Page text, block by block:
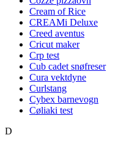
Cream of Rice
CREAMi Deluxe
Creed aventus
Cricut maker
Crp test
Cub cadet snøfreser
Cura vektdyne
Curlstang
Cybex barnevogn
Cøliaki test
D